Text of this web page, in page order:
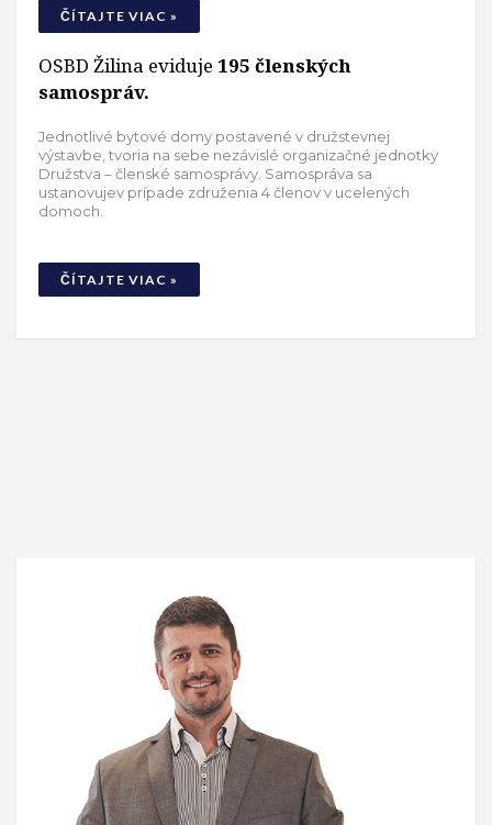
ČÍTAJTE VIAC »
OSBD Žilina eviduje 195 členských
samospráv.
Jednotlivé bytové domy postavené v družstevnej
výstavbe, tvoria na sebe nezávislé organizačné jednotky
Družstva – členské samosprávy. Samospráva sa
ustanovujev prípade združenia 4 členov v ucelených
domoch.
ČÍTAJTE VIAC »